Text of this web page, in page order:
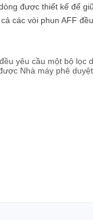
được thiết kế để
các vòi phun AFF
yêu cầu một bộ lọc
Nhà máy phê duyệt